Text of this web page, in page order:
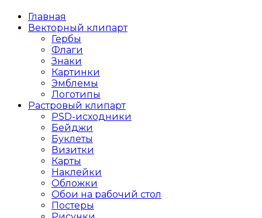
Главная
Векторный клипарт
Гербы
Флаги
Знаки
Картинки
Эмблемы
Логотипы
Растровый клипарт
PSD-исходники
Бейджи
Буклеты
Визитки
Карты
Наклейки
Обложки
Обои на рабочий стол
Постеры